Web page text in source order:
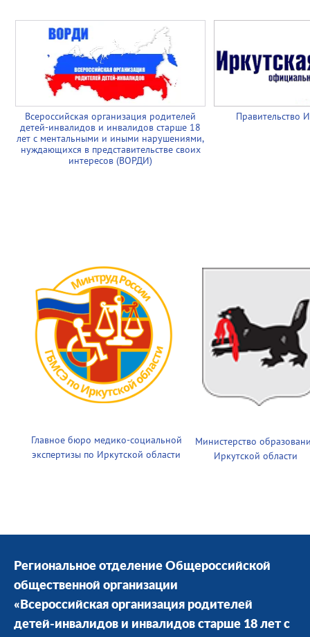
Всероссийская организация родителей
детей-инвалидов и инвалидов старше 18
лет с ментальными и иными нарушениями,
нуждающихся в представительстве своих
интересов (ВОРДИ)
Правительство
Главное бюро медико-социальной
экспертизы по Иркутской области
Министерство
Иркутской области
Региональное отделение Общероссийской
общественной организации
«Всероссийская организация родителей
детей-инвалидов и инвалидов старше 18 лет с